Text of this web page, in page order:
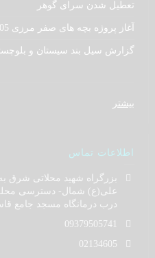
تعطیل شدن سرای گوهر
آغاز پروژه بچه های صفر مرزی 1405
گزارش سیل بند سیستان و
بیشتر
اطلاعات تماس
بزرگراه شهید محلاتی شرق
علی(ع) شمال- دسترسی
درب درمانگاه مسجد جامع
09379505741
02134605